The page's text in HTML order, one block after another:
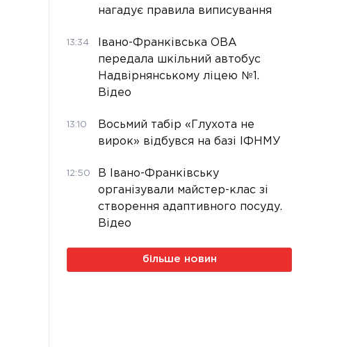
нагадує правила виписування
13:34
Івано-Франківська ОВА
передала шкільний автобус
Надвірнянському ліцею №1.
Відео
13:10
Восьмий табір «Глухота не
вирок» відбувся на базі ІФНМУ
12:50
В Івано-Франківську
організували майстер-клас зі
створення адаптивного посуду.
Відео
більше новин